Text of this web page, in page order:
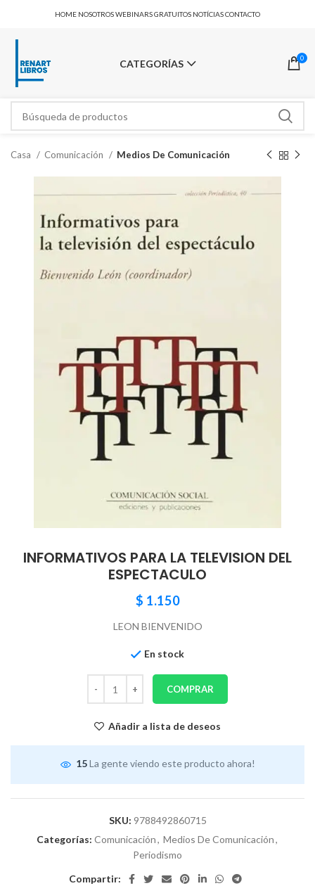
HOME NOSOTROSWEBINARS GRATUITOS NOTÍCIASCONTACTO
CATEGORÍAS 0
Casa Comunicación Medios De Comunicación
INFORMATIVOS PARA LA TELEVISION DEL
ESPECTACULO
$ 1.150
LEON BIENVENIDO
En stock
COMPRAR
Añadir a lista de deseos
15 La gente viendo este producto ahora!
SKU: 9788492860715
Categorías: Comunicación, Medios De Comunicación,
Periodismo
Compartir: